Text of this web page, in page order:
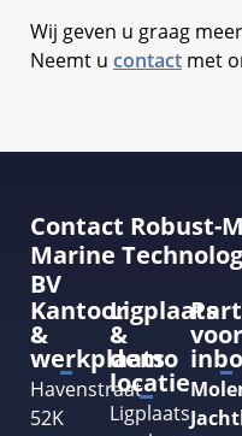
Wij geven u graag
Neemt u contact met
Contact Robust-
Marine
BV
Kantoor
&
werkplaats
Havenstraat
52K
Ligplaats
&
demo
locatie
Ligplaats
voor